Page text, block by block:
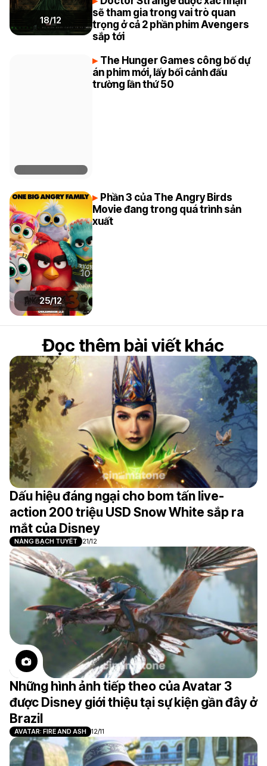
18/12
sẽ tham gia trong vai trò quan
trọng ở cả 2 phần phim Avengers
sắp tới
The Hunger Games công bố dự
án phim mới, lấy bối cảnh đấu
trường lần thứ 50
25/12
Phần 3 của The Angry Birds
Movie đang trong quá trình sản
xuất
Đọc thêm bài viết khác
Dấu hiệu đáng ngại cho bom tấn live-
action 200 triệu USD Snow White sắp ra
mắt của Disney
NÀNG BẠCH TUYẾT 21/12
Những hình ảnh tiếp theo của Avatar 3
được Disney giới thiệu tại sự kiện gần đây ở
Brazil
AVATAR: FIRE AND ASH 12/11